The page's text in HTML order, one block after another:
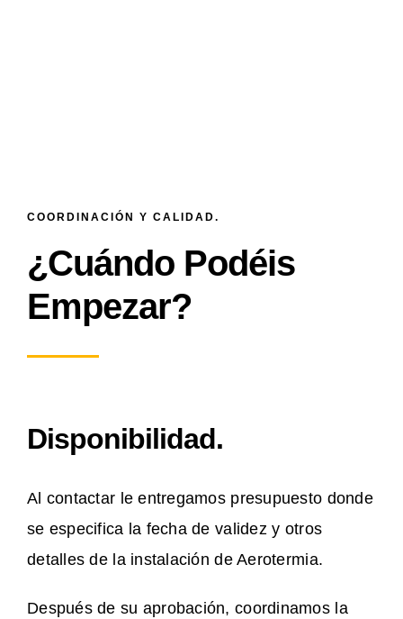
COORDINACIÓN Y CALIDAD.
¿Cuándo Podéis
Empezar?
Disponibilidad.
Al contactar le entregamos presupuesto donde
se especifica la fecha de validez y otros
detalles de la instalación de Aerotermia.
Después de su aprobación, coordinamos la